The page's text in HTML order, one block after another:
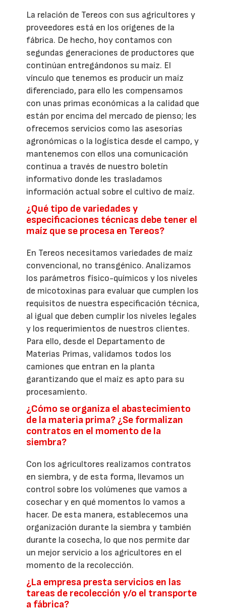
La relación de Tereos con sus agricultores y
proveedores está en los orígenes de la
fábrica. De hecho, hoy contamos con
segundas generaciones de productores que
continúan entregándonos su maíz. El
vínculo que tenemos es producir un maíz
diferenciado, para ello les compensamos
con unas primas económicas a la calidad que
están por encima del mercado de pienso; les
ofrecemos servicios como las asesorías
agronómicas o la logística desde el campo, y
mantenemos con ellos una comunicación
continua a través de nuestro boletín
informativo donde les trasladamos
información actual sobre el cultivo de maíz.
¿Qué tipo de variedades y
especificaciones técnicas debe tener el
maíz que se procesa en Tereos?
En Tereos necesitamos variedades de maíz
convencional, no transgénico. Analizamos
los parámetros físico-químicos y los niveles
de micotoxinas para evaluar que cumplen los
requisitos de nuestra especificación técnica,
al igual que deben cumplir los niveles legales
y los requerimientos de nuestros clientes.
Para ello, desde el Departamento de
Materias Primas, validamos todos los
camiones que entran en la planta
garantizando que el maíz es apto para su
procesamiento.
¿Cómo se organiza el abastecimiento
de la materia prima? ¿Se formalizan
contratos en el momento de la
siembra?
Con los agricultores realizamos contratos
en siembra, y de esta forma, llevamos un
control sobre los volúmenes que vamos a
cosechar y en qué momentos lo vamos a
hacer. De esta manera, establecemos una
organización durante la siembra y también
durante la cosecha, lo que nos permite dar
un mejor servicio a los agricultores en el
momento de la recolección.
¿La empresa presta servicios en las
tareas de recolección y/o el transporte
a fábrica?